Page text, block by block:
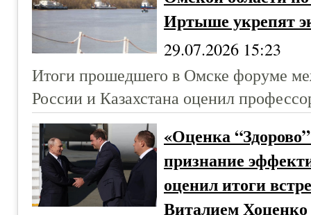
Иртыше укрепят
29.07.2026 15:23
Итоги прошедшего в Омске форуме
России и Казахстана оценил
«Оценка
признание
оценил итоги
Виталием Хоценко